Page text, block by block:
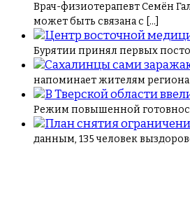
Врач-физиотерапевт Семён
может быть связана с […]
Бурятии принял первых
напоминает жителям
Режим повышенной
данным, 135 человек